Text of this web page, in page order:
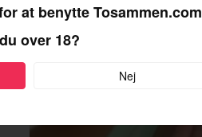
at benytte Tosammen.com
over 18?
Nej